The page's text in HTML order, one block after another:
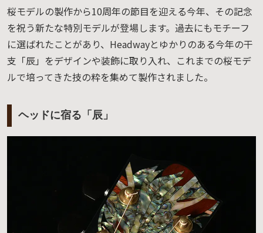
桜モデルの製作から10周年の節目を迎える今年、その記念
を祝う新たな特別モデルが登場します。過去にもモチーフ
に選ばれたことがあり、Headwayとゆかりのある今年の干
支「辰」をデザインや装飾に取り入れ、これまでの桜モデ
ルで培ってきた技の粋を集めて製作されました。
ヘッドに宿る「辰」